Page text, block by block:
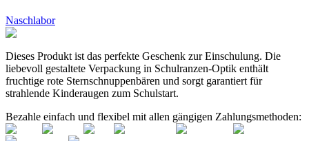
Naschlabor
Dieses Produkt ist das perfekte Geschenk zur Einschulung. Die
liebevoll gestaltete Verpackung in Schulranzen-Optik enthält
fruchtige rote Sternschnuppenbären und sorgt garantiert für
strahlende Kinderaugen zum Schulstart.
Bezahle einfach und flexibel mit allen gängigen Zahlungsmethoden: